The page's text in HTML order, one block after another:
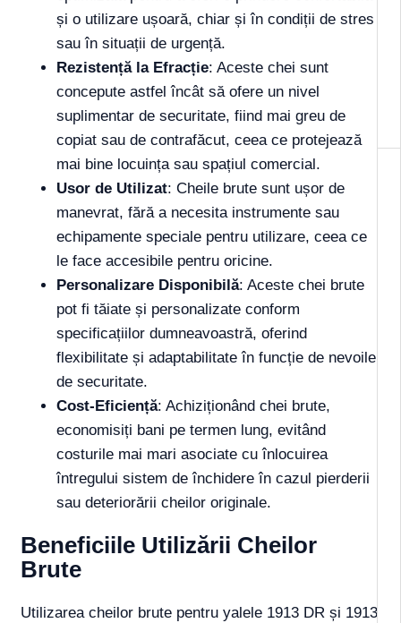
și o utilizare ușoară, chiar și în condiții de stres
sau în situații de urgență.
Rezistență la Efracție: Aceste chei sunt
concepute astfel încât să ofere un nivel
suplimentar de securitate, fiind mai greu de
copiat sau de contrafăcut, ceea ce protejează
mai bine locuința sau spațiul comercial.
Usor de Utilizat: Cheile brute sunt ușor de
manevrat, fără a necesita instrumente sau
echipamente speciale pentru utilizare, ceea ce
le face accesibile pentru oricine.
Personalizare Disponibilă: Aceste chei brute
pot fi tăiate și personalizate conform
specificațiilor dumneavoastră, oferind
flexibilitate și adaptabilitate în funcție de nevoile
de securitate.
Cost-Eficiență: Achiziționând chei brute,
economisiți bani pe termen lung, evitând
costurile mai mari asociate cu înlocuirea
întregului sistem de închidere în cazul pierderii
sau deteriorării cheilor originale.
Beneficiile Utilizării Cheilor
Brute
Utilizarea cheilor brute pentru yalele 1913 DR și 1913